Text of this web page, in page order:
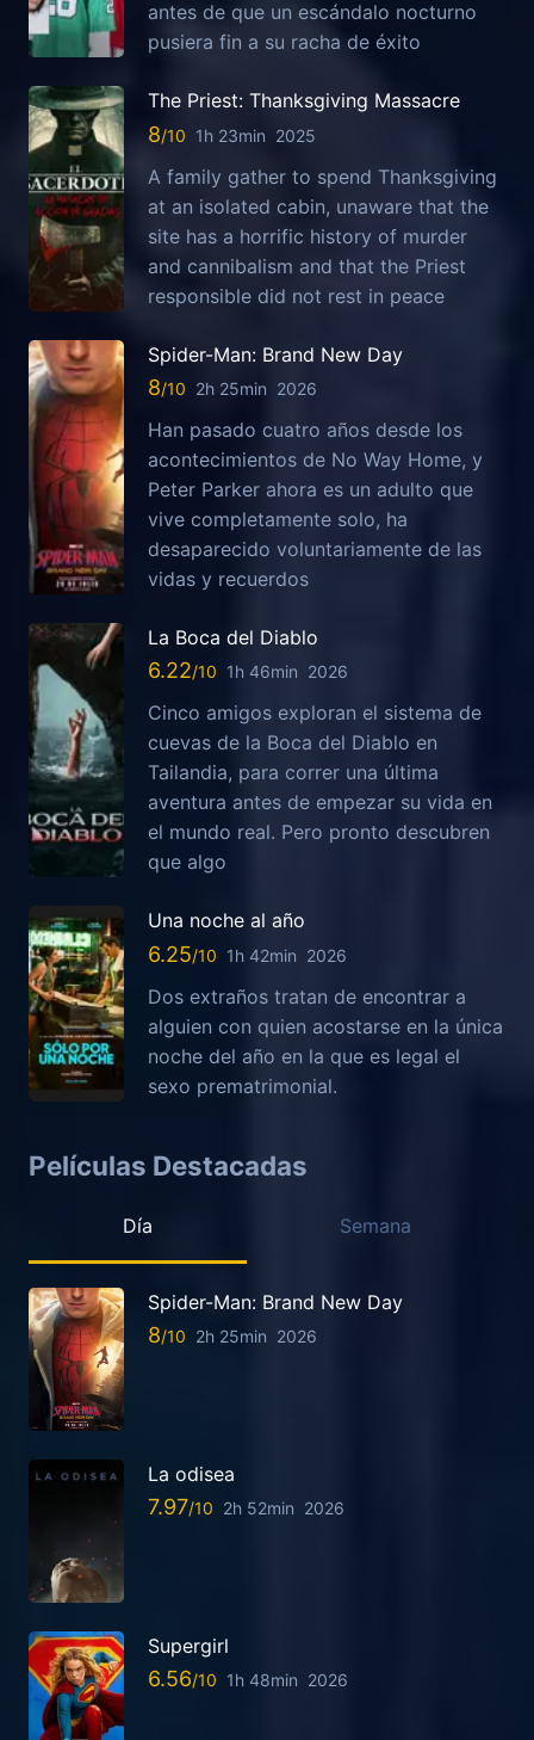
antes de que un escándalo nocturno
pusiera fin a su racha de éxito
The Priest: Thanksgiving Massacre
8 1h 23min 2025
A family gather to spend Thanksgiving
at an isolated cabin, unaware that the
site has a horrific history of murder
and cannibalism and that the Priest
responsible did not rest in peace
Spider-Man: Brand New Day
8 2h 25min 2026
Han pasado cuatro años desde los
acontecimientos de No Way Home, y
Peter Parker ahora es un adulto que
vive completamente solo, ha
desaparecido voluntariamente de las
vidas y recuerdos
La Boca del Diablo
6.22 1h 46min 2026
Cinco amigos exploran el sistema de
cuevas de la Boca del Diablo en
Tailandia, para correr una última
aventura antes de empezar su vida en
el mundo real. Pero pronto descubren
que algo
Una noche al año
6.25 1h 42min 2026
Dos extraños tratan de encontrar a
alguien con quien acostarse en la única
noche del año en la que es legal el
sexo prematrimonial.
Películas Destacadas
Día Semana
Spider-Man: Brand New Day
8 2h 25min 2026
La odisea
7.97 2h 52min 2026
Supergirl
6.56 1h 48min 2026